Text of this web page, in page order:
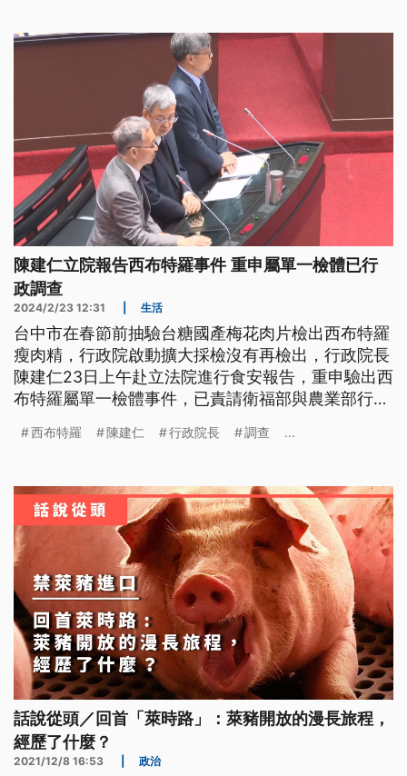
陳建仁立院報告西布特羅事件 重申屬單一檢體已行
政調查
2024/2/23 12:31 生活
台中市在春節前抽驗台糖國產梅花肉片檢出西布特羅
瘦肉精，行政院啟動擴大採檢沒有再檢出，行政院長
陳建仁23日上午赴立法院進行食安報告，重申驗出西
布特羅屬單一檢體事件，已責請衛福部與農業部行政
提出質疑，肉片有溯源機制但是內臟卻沒有，恐會成
安檢驗不合格的通報標準，將會在2個月內重訂。。
西布特羅 陳建仁 行政院長 調查 ...
話說從頭／回首「萊時路」：萊豬開放的漫長旅程，
經歷了什麼？
2021/12/8 16:53 政治